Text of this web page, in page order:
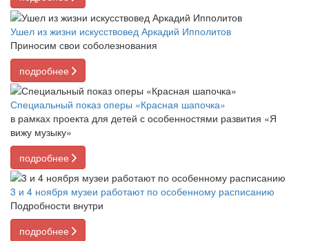
Ушел из жизни искусствовед Аркадий Ипполитов
Приносим свои соболезнования
подробнее
Специальный показ оперы «Красная шапочка»
в рамках проекта для детей с особенностями развития «Я
вижу музыку»
подробнее
3 и 4 ноября музеи работают по особенному расписанию
Подробности внутри
подробнее